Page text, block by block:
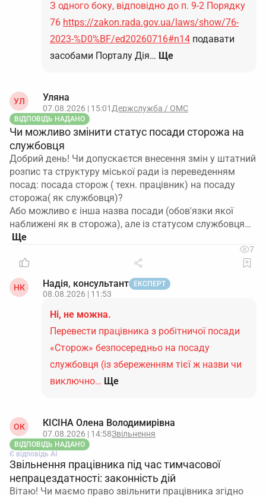
З одного боку, відповідно до п. 9-2 Порядку
76 https://zakon.rada.gov.ua/laws/show/76-
2023-%D0%BF/ed20260716#n14 подавати
засобами Порталу Дія… Ще
УЛ Уляна
07.08.2026 | 15:01 Держслужба / ОМС
ВІДПОВІДЬ НАДАНО
Чи можливо змінити статус посади сторожа на
службовця
Добрий день! Чи допускаєтся внесення змін у штатний
розпис та структуру міської ради із переведенням
посад: посада сторож ( техн. працівник) на посаду
сторожа( як службовця)?
Або можливо є інша назва посади (обов'язки якої
наближені як в сторожа), але із статусом службовця…
7
НК Надія, консультант ЕКСПЕРТ
08.08.2026 | 11:53
Ні, не можна.
Перевести працівника з робітничої посади
«Сторож» безпосередньо на посаду
службовця (із збереженням тієї ж назви чи
виключно… Ще
ОК КІСІНА Олена Володимирівна
07.08.2026 | 14:58Звільнення
ВІДПОВІДЬ НАДАНО
Є відповідь АІ
Звільнення працівника під час тимчасової
непрацездатності: законність дій
Вітаю! Чи маємо право звільнити працівника згідно